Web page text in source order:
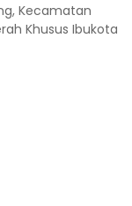
Kecamatan
Khusus Ibukota